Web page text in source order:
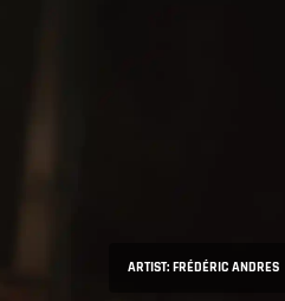
ARTIST: FRÉDÉRIC ANDRES